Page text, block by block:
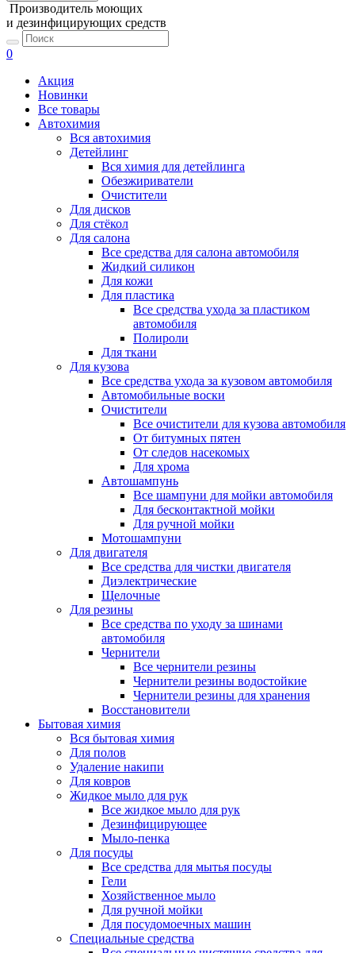
Производитель моющих
и дезинфицирующих средств
0
Акция
Новинки
Все товары
Автохимия
Вся автохимия
Детейлинг
Вся химия для детейлинга
Обезжириватели
Очистители
Для дисков
Для стёкол
Для салона
Все средства для салона автомобиля
Жидкий силикон
Для кожи
Для пластика
Все средства ухода за пластиком
автомобиля
Полироли
Для ткани
Для кузова
Все средства ухода за кузовом автомобиля
Автомобильные воски
Очистители
Все очистители для кузова автомобиля
От битумных пятен
От следов насекомых
Для хрома
Автошампунь
Все шампуни для мойки автомобиля
Для бесконтактной мойки
Для ручной мойки
Мотошампуни
Для двигателя
Все средства для чистки двигателя
Диэлектрические
Щелочные
Для резины
Все средства по уходу за шинами
автомобиля
Чернители
Все чернители резины
Чернители резины водостойкие
Чернители резины для хранения
Восстановители
Бытовая химия
Вся бытовая химия
Для полов
Удаление накипи
Для ковров
Жидкое мыло для рук
Все жидкое мыло для рук
Дезинфицирующее
Мыло-пенка
Для посуды
Все средства для мытья посуды
Гели
Хозяйственное мыло
Для ручной мойки
Для посудомоечных машин
Специальные средства